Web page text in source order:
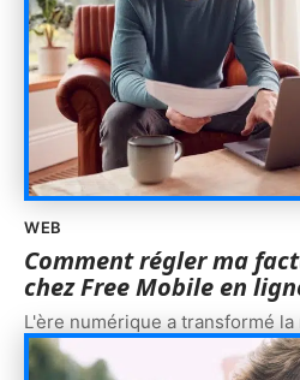
WEB
Comment régler ma
chez Free Mobile en
L'ère numérique a transformé